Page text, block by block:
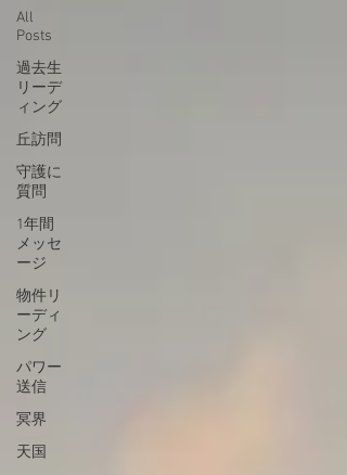
All
Posts
過去生
リーデ
ィング
丘訪問
守護に
質問
1年間
メッセ
ージ
物件リ
ーディ
ング
パワー
送信
冥界
天国